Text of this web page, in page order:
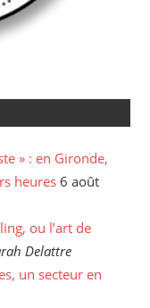
» : en Gironde,
heures 6 août
ou l’art de
Delattre
un secteur en